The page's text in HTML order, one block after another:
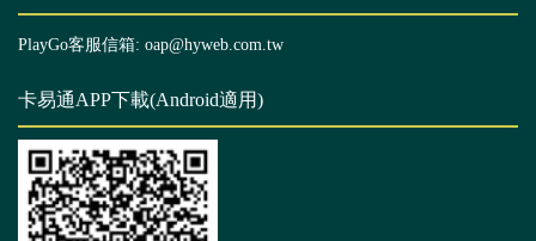
PlayGo客服信箱: oap@hyweb.com.tw
卡易通APP下載(Android適用)